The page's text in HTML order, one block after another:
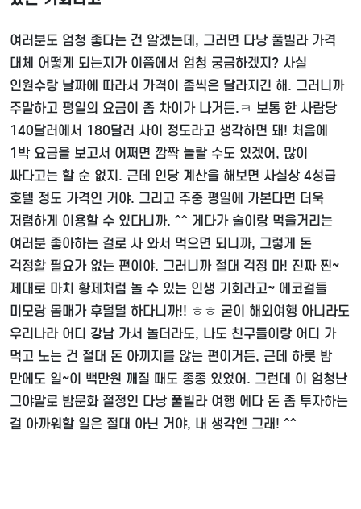
여러분도 엄청 좋다는 건 알겠는데, 그러면 다낭 풀빌라 가격
대체 어떻게 되는지가 이쯤에서 엄청 궁금하겠지? 사실
인원수랑 날짜에 따라서 가격이 좀씩은 달라지긴 해. 그러니까
주말하고 평일의 요금이 좀 차이가 나거든.ㅋ 보통 한 사람당
140달러에서 180달러 사이 정도라고 생각하면 돼! 처음에
1박 요금을 보고서 어쩌면 깜짝 놀랄 수도 있겠어, 많이
싸다고는 할 순 없지. 근데 인당 계산을 해보면 사실상 4성급
호텔 정도 가격인 거야. 그리고 주중 평일에 가본다면 더욱
저렴하게 이용할 수 있다니까. ^^ 게다가 술이랑 먹을거리는
여러분 좋아하는 걸로 사 와서 먹으면 되니까, 그렇게 돈
걱정할 필요가 없는 편이야. 그러니까 절대 걱정 마! 진짜 찐~
제대로 마치 황제처럼 놀 수 있는 인생 기회라고~ 에코걸들
미모랑 몸매가 후덜덜 하다니까!! ㅎㅎ 굳이 해외여행 아니라도
우리나라 어디 강남 가서 놀더라도, 나도 친구들이랑 어디 가
먹고 노는 건 절대 돈 아끼지를 않는 편이거든, 근데 하룻 밤
만에도 일~이 백만원 깨질 때도 종종 있었어. 그런데 이 엄청난
그야말로 밤문화 절정인 다낭 풀빌라 여행 에다 돈 좀 투자하는
걸 아까워할 일은 절대 아닌 거야, 내 생각엔 그래! ^^